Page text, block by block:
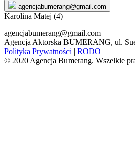
contentagencjabumerang@gmail.com
Karolina Matej (4)
agencjabumerang@gmail.com
Agencja Aktorska BUMERANG, ul.
Polityka Prywatności | RODO
© 2020 Agencja Bumerang. Wszelkie